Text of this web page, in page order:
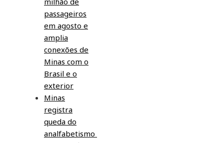
passageiros
em agosto e
amplia
conexões de
Minas com o
Brasil e o
exterior
Minas
registra
queda do
analfabetismo